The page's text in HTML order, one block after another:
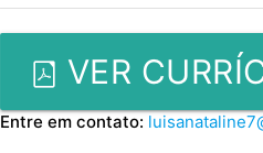
VER
Entre em contato: